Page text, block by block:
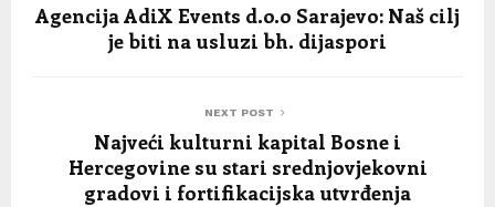
Agencija AdiX Events d.o.o Sarajevo: Naš cilj
je biti na usluzi bh. dijaspori
NEXT POST
Najveći kulturni kapital Bosne i
Hercegovine su stari srednjovjekovni
gradovi i fortifikacijska utvrđenja